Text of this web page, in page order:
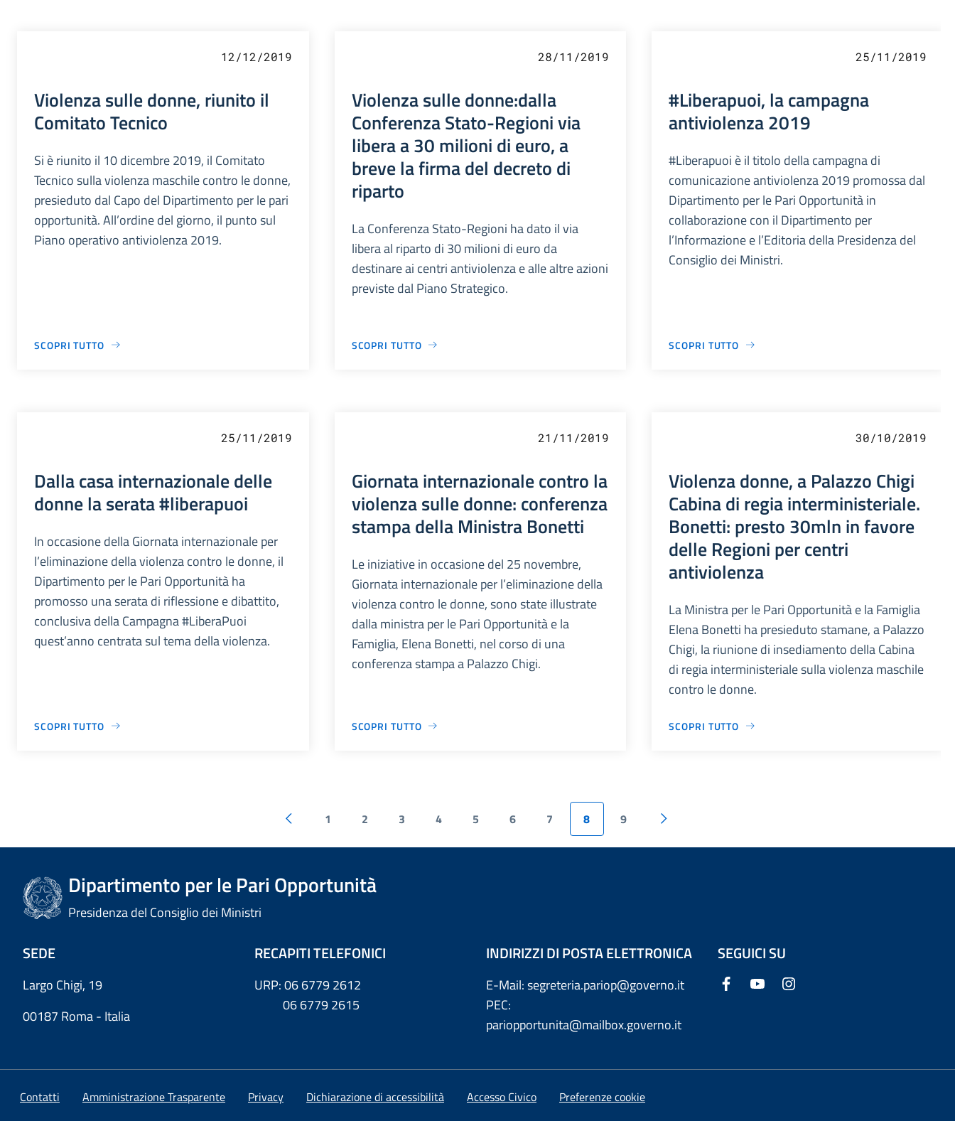
12/12/2019
Violenza sulle donne, riunito il
Comitato Tecnico
Si è riunito il 10 dicembre 2019, il Comitato
Tecnico sulla violenza maschile contro le donne,
presieduto dal Capo del Dipartimento per le pari
opportunità. All’ordine del giorno, il punto sul
Piano operativo antiviolenza 2019.
SCOPRI TUTTO
28/11/2019
Violenza sulle donne:dalla
Conferenza Stato-Regioni via
libera a 30 milioni di euro, a
breve la firma del decreto di
riparto
La Conferenza Stato-Regioni ha dato il via
libera al riparto di 30 milioni di euro da
destinare ai centri antiviolenza e alle altre azioni
previste dal Piano Strategico.
SCOPRI TUTTO
25/11/2019
#Liberapuoi, la campagna
antiviolenza 2019
#Liberapuoi è il titolo della campagna di
comunicazione antiviolenza 2019 promossa dal
Dipartimento per le Pari Opportunità in
collaborazione con il Dipartimento per
l’Informazione e l’Editoria della Presidenza del
Consiglio dei Ministri.
SCOPRI TUTTO
25/11/2019
Dalla casa internazionale delle
donne la serata #liberapuoi
In occasione della Giornata internazionale per
l’eliminazione della violenza contro le donne, il
Dipartimento per le Pari Opportunità ha
promosso una serata di riflessione e dibattito,
conclusiva della Campagna #LiberaPuoi
quest’anno centrata sul tema della violenza.
SCOPRI TUTTO
21/11/2019
Giornata internazionale contro la
violenza sulle donne: conferenza
stampa della Ministra Bonetti
Le iniziative in occasione del 25 novembre,
Giornata internazionale per l’eliminazione della
violenza contro le donne, sono state illustrate
dalla ministra per le Pari Opportunità e la
Famiglia, Elena Bonetti, nel corso di una
conferenza stampa a Palazzo Chigi.
SCOPRI TUTTO
30/10/2019
Violenza donne, a Palazzo Chigi
Cabina di regia interministeriale.
Bonetti: presto 30mln in favore
delle Regioni per centri
antiviolenza
La Ministra per le Pari Opportunità e la Famiglia
Elena Bonetti ha presieduto stamane, a Palazzo
Chigi, la riunione di insediamento della Cabina
di regia interministeriale sulla violenza maschile
contro le donne.
SCOPRI TUTTO
1 2 3 4 5 6 7 8 9
Dipartimento per le Pari Opportunità
Presidenza del Consiglio dei Ministri
SEDE
Largo Chigi, 19
00187 Roma - Italia
RECAPITI TELEFONICI
URP: 06 6779 2612
06 6779 2615
INDIRIZZI DI POSTA ELETTRONICA
E-Mail: segreteria.pariop@governo.it
PEC:
pariopportunita@mailbox.governo.it
SEGUICI SU
Contatti Amministrazione Trasparente Privacy Dichiarazione di accessibilità Accesso Civico Preferenze cookie